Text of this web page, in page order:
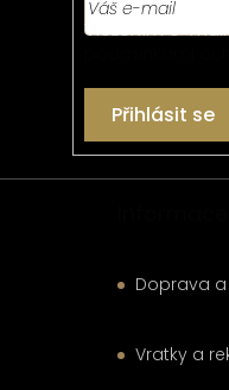
Vložením e-
Přihlásit se
Doprava
Vratky a